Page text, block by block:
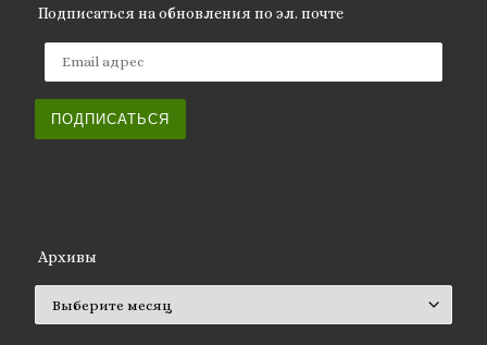
Подписаться на обновления по эл. почте
ПОДПИСАТЬСЯ
Архивы